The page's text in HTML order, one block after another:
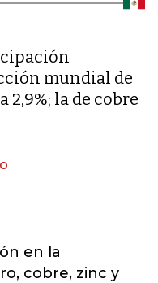
mundial de
2,9%; la de cobre
en la
cobre, zinc y